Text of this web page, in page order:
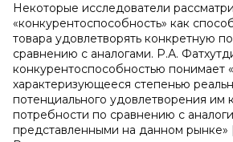
Некоторые исследователи
«конкурентоспособность» как
товара удовлетворять конкретную
сравнению с аналогами. Р.А.
конкурентоспособностью понимает
характеризующееся степенью
потенциального удовлетворения им
потребности по сравнению с
представленными на данном рынке»